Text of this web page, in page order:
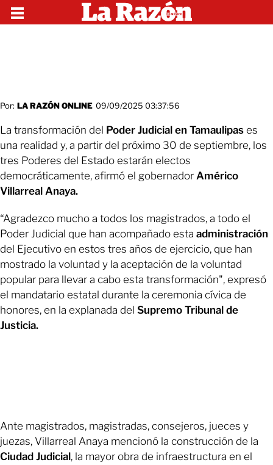
Por: LA RAZÓN ONLINE 09/09/2025 03:37:56
La transformación del Poder Judicial en Tamaulipas es
una realidad y, a partir del próximo 30 de septiembre, los
tres Poderes del Estado estarán electos
democráticamente, afirmó el gobernador Américo
Villarreal Anaya.
“Agradezco mucho a todos los magistrados, a todo el
Poder Judicial que han acompañado esta administración
del Ejecutivo en estos tres años de ejercicio, que han
mostrado la voluntad y la aceptación de la voluntad
popular para llevar a cabo esta transformación", expresó
el mandatario estatal durante la ceremonia cívica de
honores, en la explanada del Supremo Tribunal de
Justicia.
Ante magistrados, magistradas, consejeros, jueces y
juezas, Villarreal Anaya mencionó la construcción de la
Ciudad Judicial, la mayor obra de infraestructura en el